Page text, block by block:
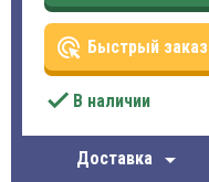
ads_click Быстрый заказ
 В наличии
Доставка 